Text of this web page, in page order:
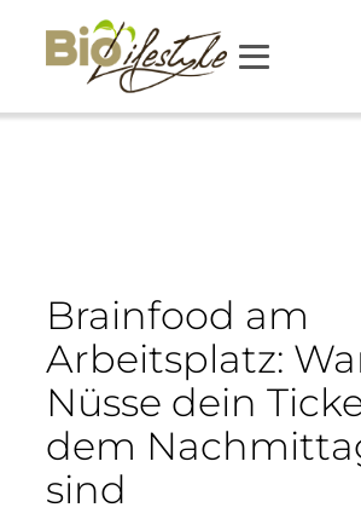
Brainfood am
Arbeitsplatz:
Nüsse dein
dem
sind